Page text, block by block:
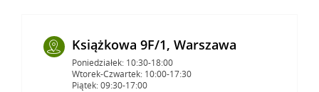
Książkowa 9F/1, Warszawa
Poniedziałek: 10:30-18:00
Wtorek-Czwartek: 10:00-17:30
Piątek: 09:30-17:00